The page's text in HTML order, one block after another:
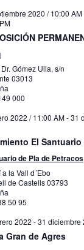
2020 / 10:00 AM
Gómez Ulla, s/n
03013
000
2022 / 11:00 AM-31
El
de Pla de Petracos
la Vall d´Ebo
de Castells03793
50 95
2022 -31 diciembre
Gran de Agres